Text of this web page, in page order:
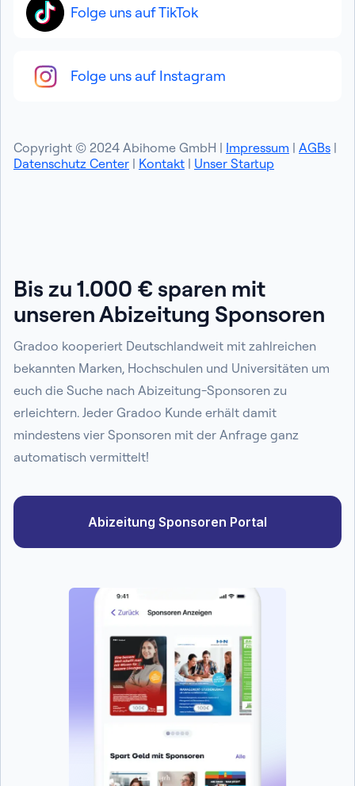
Folge uns auf TikTok
Folge uns auf Instagram
Copyright © 2024 Abihome GmbH | Impressum | AGBs |
Datenschutz Center | Kontakt | Unser Startup
Bis zu 1.000 € sparen mit
unseren Abizeitung Sponsoren
Gradoo kooperiert Deutschlandweit mit zahlreichen
bekannten Marken, Hochschulen und Universitäten um
euch die Suche nach Abizeitung-Sponsoren zu
erleichtern. Jeder Gradoo Kunde erhält damit
mindestens vier Sponsoren mit der Anfrage ganz
automatisch vermittelt!
Abizeitung Sponsoren Portal